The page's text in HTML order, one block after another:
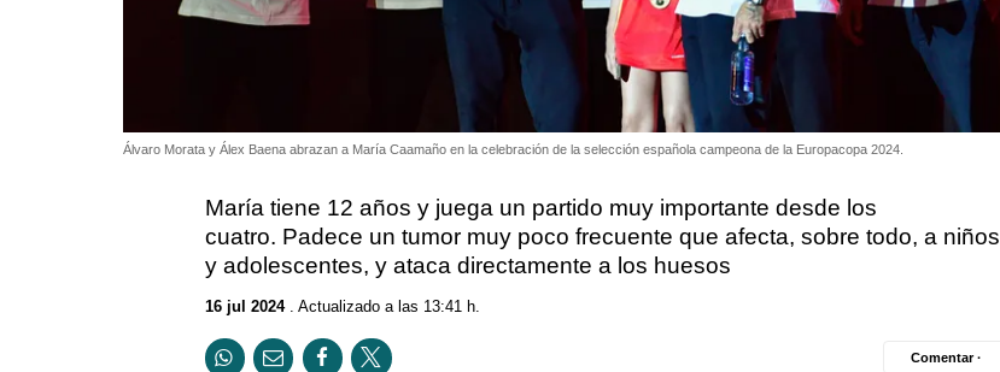
Álvaro Morata y Álex Baena abrazan a María Caamaño en la celebración de la selección española campeona de la Europacopa 2024.
María tiene 12 años y juega un partido muy importante desde los
cuatro. Padece un tumor muy poco frecuente que afecta, sobre todo, a niños
y adolescentes, y ataca directamente a los huesos
16 jul 2024. Actualizado a las 13:41 h.
Comentar ·